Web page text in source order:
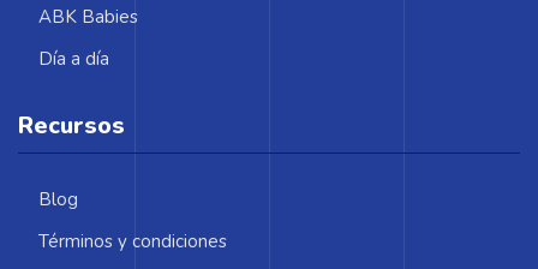
ABK Babies
Día a día
Recursos
Blog
Términos y condiciones